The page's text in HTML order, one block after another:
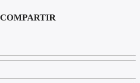
COMPARTIR